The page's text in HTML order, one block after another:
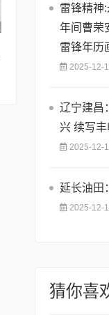
雷锋精神
年间曹荣
雷锋年历
2025-12-
辽宁建昌
兴 续写
2025-12-
延长油田
2025-12-
猜你喜